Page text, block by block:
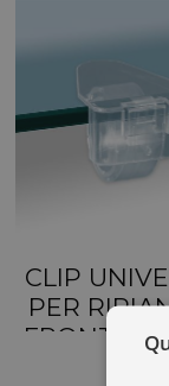
CLIP
PER
FRONTALE